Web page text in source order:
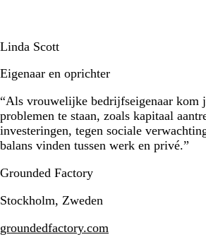
Linda Scott
Eigenaar en oprichter
“Als vrouwelijke bedrijfseigenaar kom
problemen te staan, zoals kapitaal
investeringen, tegen sociale
balans vinden tussen werk en privé.”
Grounded Factory
Stockholm, Zweden
groundedfactory.com